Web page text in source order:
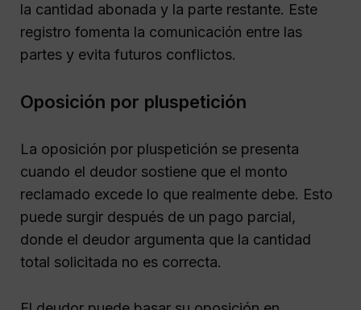
la cantidad abonada y la parte restante. Este
registro fomenta la comunicación entre las
partes y evita futuros conflictos.
Oposición por pluspetición
La oposición por pluspetición se presenta
cuando el deudor sostiene que el monto
reclamado excede lo que realmente debe. Esto
puede surgir después de un pago parcial,
donde el deudor argumenta que la cantidad
total solicitada no es correcta.